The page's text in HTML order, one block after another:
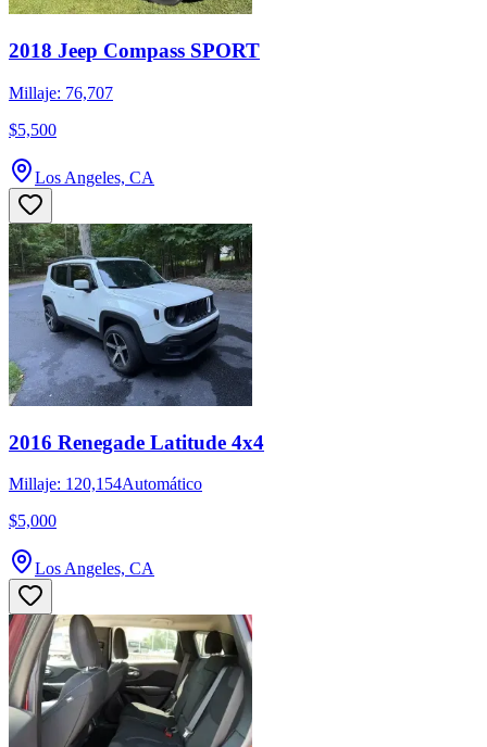
2018 Jeep Compass SPORT
Millaje: 76,707
$5,500
Los Angeles, CA
2016 Renegade Latitude 4x4
Millaje: 120,154Automático
$5,000
Los Angeles, CA